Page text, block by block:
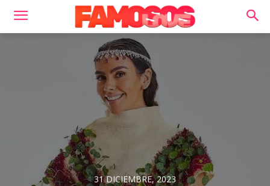
31 DICIEMBRE, 2023